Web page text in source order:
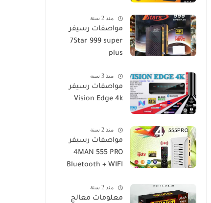
منذ 2 سنة
مواصفات رسيفر
7Star 999 super
plus
منذ 3 سنة
مواصفات رسيفر
Vision Edge 4k
منذ 2 سنة
مواصفات رسيفر
4MAN 555 PRO
Bluetooth + WIFI
منذ 2 سنة
معلومات معالج